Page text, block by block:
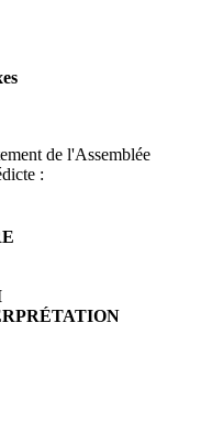
de l'Assemblée
: